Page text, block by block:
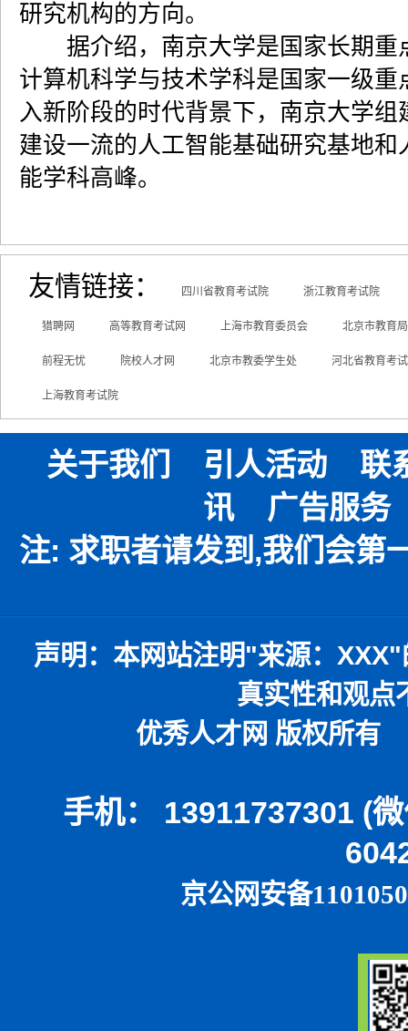
研究机构的方向。
据介绍，南京大学是国家长期重
计算机科学与技术学科是国家一级
入新阶段的时代背景下，南京大学
建设一流的人工智能基础研究基地
能学科高峰。
友情链接： 四川省教育考试院 浙江教育考试院
猎聘网 高等教育考试网 上海市教育委员会 北京市教育局
前程无忧 院校人才网 北京市教委学生处 河北省教育考
上海教育考试院
关于我们 引人活动
联
讯
广告服务
注: 求职者请发到,我们会第
声明：本网站注明"来源： XXX"
真实性和观点
优秀人才网 版权所有 本网
手机： 13911737301 (
京公网安备